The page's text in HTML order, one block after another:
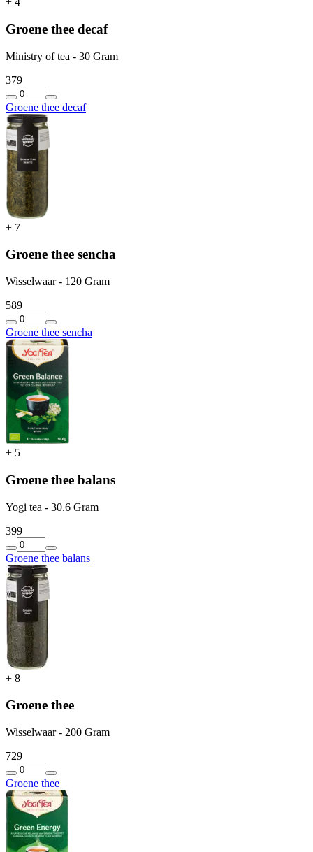
Groene thee decaf
Ministry of tea - 30 Gram
379
Groene thee decaf
+ 7
Groene thee sencha
Wisselwaar - 120 Gram
589
Groene thee sencha
+ 5
Groene thee balans
Yogi tea - 30.6 Gram
399
Groene thee balans
+ 8
Groene thee
Wisselwaar - 200 Gram
729
Groene thee